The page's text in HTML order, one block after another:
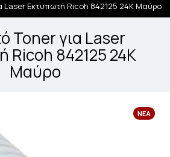
Laser Εκτυπωτή Ricoh 842125 24K Μαύρο
Toner για Laser
Ricoh 842125 24K
Μαύρο
ΝΈΑ